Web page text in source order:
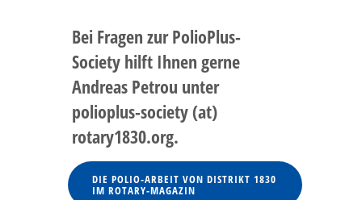
Bei Fragen zur PolioPlus-
Society hilft Ihnen gerne
Andreas Petrou unter
polioplus-society (at)
rotary1830.org.
DIE POLIO-ARBEIT VON DISTRIKT 1830
IM ROTARY-MAGAZIN